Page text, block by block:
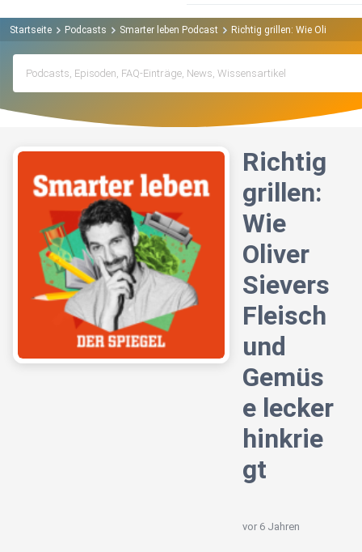
Startseite Podcasts Smarter leben Podcast Richtig grillen: Wie Oliver
Richtig
grillen:
Wie
Oliver
Sievers
Fleisch
und
Gemüs
e lecker
hinkrie
gt
vor 6 Jahren